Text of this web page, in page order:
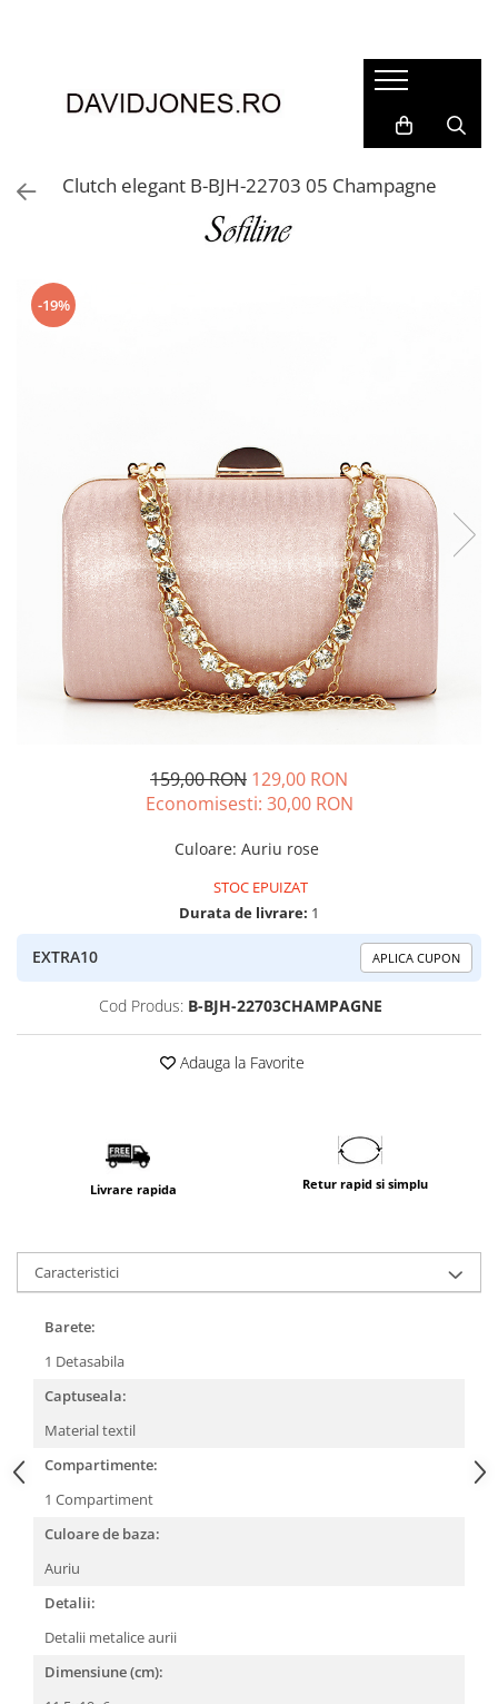
Accesorii
Genti din piele
Incaltaminte
Clutch elegant B-BJH-22703 05 Champagne
-19%
159,00 RON 129,00 RON
Economisesti: 30,00 RON
Culoare: Auriu rose
STOC EPUIZAT
Durata de livrare: 1
EXTRA10 APLICA CUPON
Cod Produs: B-BJH-22703CHAMPAGNE
Adauga la Favorite
Livrare rapida Retur rapid si simplu
Caracteristici
Barete:
1 Detasabila
Captuseala:
Material textil
Compartimente:
1 Compartiment
Culoare de baza:
Auriu
Detalii:
Detalii metalice aurii
Dimensiune (cm):